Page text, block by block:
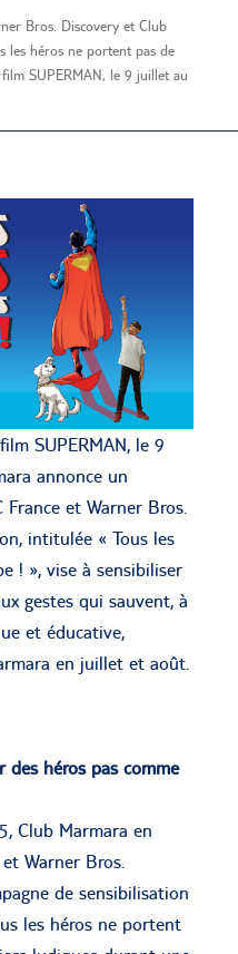
Bros. Discovery et Club
les héros ne portent pas de
SUPERMAN, le 9 juillet au
SUPERMAN, le 9
annonce un
et Warner Bros.
intitulée « Tous les
! », vise à sensibiliser
gestes qui sauvent, à
et éducative,
en juillet et août.
des héros pas comme
Club Marmara en
Warner Bros.
de sensibilisation
les héros ne portent